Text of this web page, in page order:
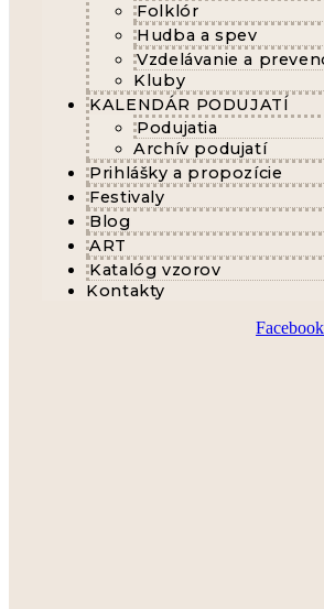
Folklór
Hudba a spev
Vzdelávanie a
Kluby
KALENDÁR PODUJATÍ
Podujatia
Archív podujatí
Prihlášky a propozície
Festivaly
Blog
ART
Katalóg vzorov
Kontakty